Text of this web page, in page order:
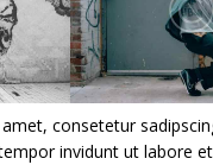
consetetur
invidunt ut labore